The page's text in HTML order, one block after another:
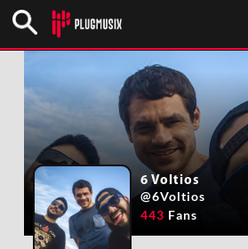
6 Voltios
@6Voltios
443 Fans